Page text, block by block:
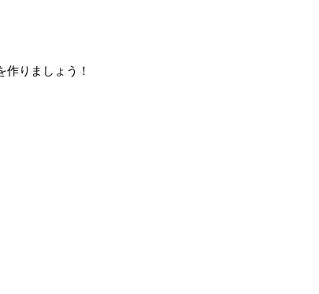
りましょう！